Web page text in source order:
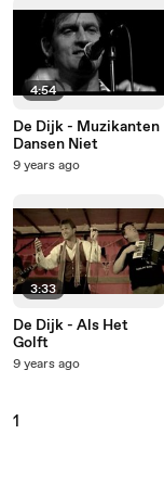
4:54
De Dijk - Muzikanten
Dansen Niet
9 years ago
3:33
De Dijk - Als Het
Golft
9 years ago
1